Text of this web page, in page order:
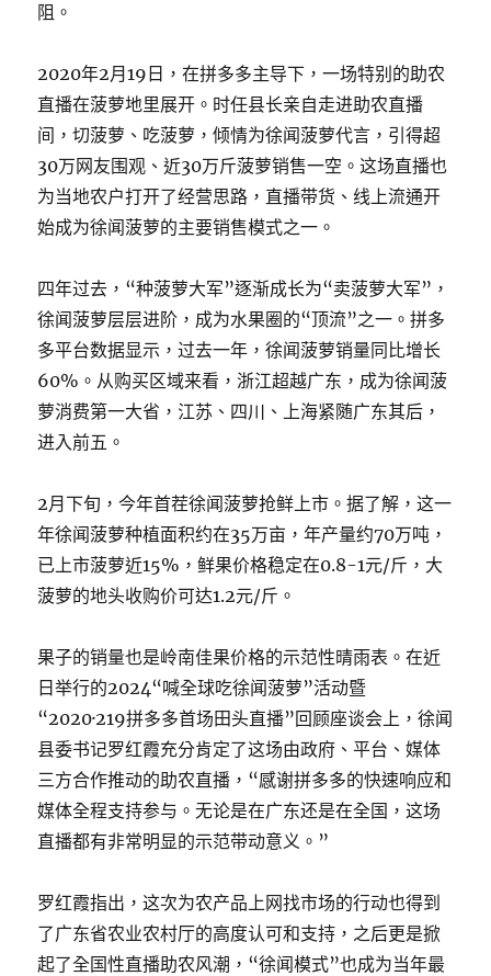
阻。
2020年2月19日，在拼多多主导下，一场特别的助农
直播在菠萝地里展开。时任县长亲自走进助农直播
间，切菠萝、吃菠萝，倾情为徐闻菠萝代言，引得超
30万网友围观、近30万斤菠萝销售一空。这场直播也
为当地农户打开了经营思路，直播带货、线上流通开
始成为徐闻菠萝的主要销售模式之一。
四年过去，“种菠萝大军”逐渐成长为“卖菠萝大军”，
徐闻菠萝层层进阶，成为水果圈的“顶流”之一。拼多
多平台数据显示，过去一年，徐闻菠萝销量同比增长
60%。从购买区域来看，浙江超越广东，成为徐闻菠
萝消费第一大省，江苏、四川、上海紧随广东其后，
进入前五。
2月下旬，今年首茬徐闻菠萝抢鲜上市。据了解，这一
年徐闻菠萝种植面积约在35万亩，年产量约70万吨，
已上市菠萝近15%，鲜果价格稳定在0.8-1元/斤，大
菠萝的地头收购价可达1.2元/斤。
果子的销量也是岭南佳果价格的示范性晴雨表。在近
日举行的2024“喊全球吃徐闻菠萝”活动暨
“2020·219拼多多首场田头直播”回顾座谈会上，徐闻
县委书记罗红霞充分肯定了这场由政府、平台、媒体
三方合作推动的助农直播，“感谢拼多多的快速响应和
媒体全程支持参与。无论是在广东还是在全国，这场
直播都有非常明显的示范带动意义。”
罗红霞指出，这次为农产品上网找市场的行动也得到
了广东省农业农村厅的高度认可和支持，之后更是掀
起了全国性直播助农风潮，“徐闻模式”也成为当年最